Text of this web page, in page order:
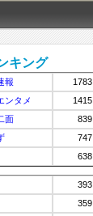
キング
報
1783
ンタメ
1415
面
839
747
638
393
359